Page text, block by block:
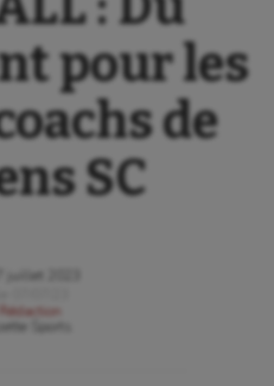
pour les
de
SC
7 juillet 2023
Rédaction
Sports